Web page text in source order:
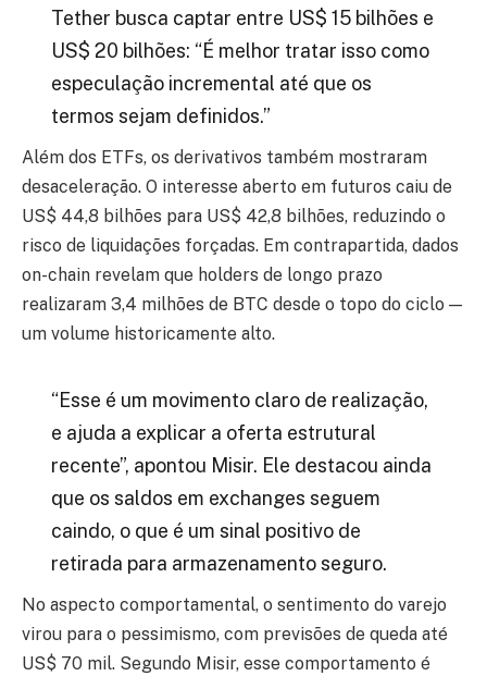
Tether busca captar entre US$ 15 bilhões e
US$ 20 bilhões: “É melhor tratar isso como
especulação incremental até que os
termos sejam definidos.”
Além dos ETFs, os derivativos também mostraram
desaceleração. O interesse aberto em futuros caiu de
US$ 44,8 bilhões para US$ 42,8 bilhões, reduzindo o
risco de liquidações forçadas. Em contrapartida, dados
on-chain revelam que holders de longo prazo
realizaram 3,4 milhões de BTC desde o topo do ciclo —
um volume historicamente alto.
“Esse é um movimento claro de realização,
e ajuda a explicar a oferta estrutural
recente”, apontou Misir. Ele destacou ainda
que os saldos em exchanges seguem
caindo, o que é um sinal positivo de
retirada para armazenamento seguro.
No aspecto comportamental, o sentimento do varejo
virou para o pessimismo, com previsões de queda até
US$ 70 mil. Segundo Misir, esse comportamento é